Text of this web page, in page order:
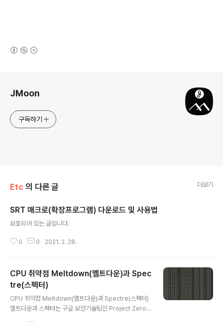
JMoon
구독하기
Etc 의 다른 글 더보기
SRT 매크로(확장프로그램) 다운로드 및 사용법
보호되어 있는 글입니다.
0 0 2021. 2. 28.
CPU 취약점 Meltdown(멜트다운)과 Spec
tre(스펙터)
CPU 취약점 Meltdown(멜트다운)과 Spectre(스펙터)
멜트다운과 스펙터는 구글 보안기술팀인 Project Zero